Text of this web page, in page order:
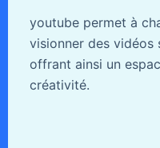
youtube permet à
visionner des vidéos
offrant ainsi un
créativité.